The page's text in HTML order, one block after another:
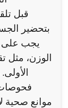
قبل
بتحضير
يجب على
موانع صحية